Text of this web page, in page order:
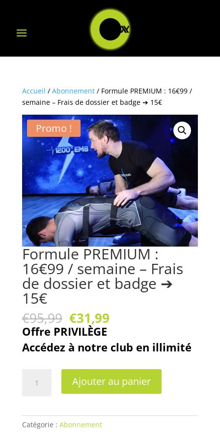
Accueil / Abonnement/ Formule PREMIUM : 16€99 /
semaine – Frais de dossier et badge ➔ 15€
Promo !
Formule PREMIUM :
16€99 / semaine – Frais
de dossier et badge ➔
15€
€95,99 Le
prix
initial
était :
€31,99Le
actuel
est :
Offre PRIVILÈGE
Accédez à notre club en illimité
16€99
Ajouter au panier
Catégorie : Abonnement